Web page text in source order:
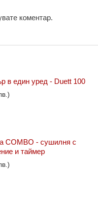
коментар.
в един уред - Duett 100
COMBO - сушилня с
и таймер